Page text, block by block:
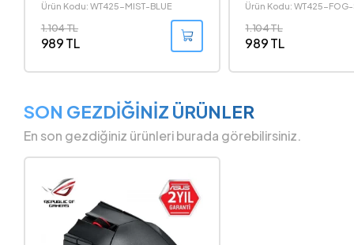
Ürün Kodu: WT425-FOG-SILVER
989 TL
1.104 TL
Ürün Kodu: WT425-
989 TL
1.104 TL
SON GEZDİĞİNİZ ÜRÜNLER
En son gezdiğiniz ürünleri burada görebilirsiniz.